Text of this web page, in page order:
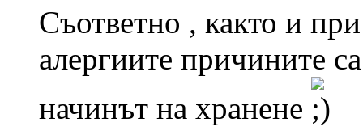
Съответно , както и
алергиите причините
начинът на хранене